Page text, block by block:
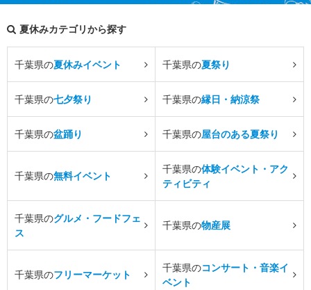
夏休みカテゴリから探す
千葉県の夏休みイベント 千葉県の夏祭り
千葉県の七夕祭り 千葉県の縁日・納涼祭
千葉県の盆踊り 千葉県の屋台のある夏祭り
千葉県の無料イベント
千葉県の体験イベント・アク
ティビティ
千葉県のグルメ・フードフェ
ス
千葉県の物産展
千葉県のフリーマーケット
千葉県のコンサート・音楽イ
ベント